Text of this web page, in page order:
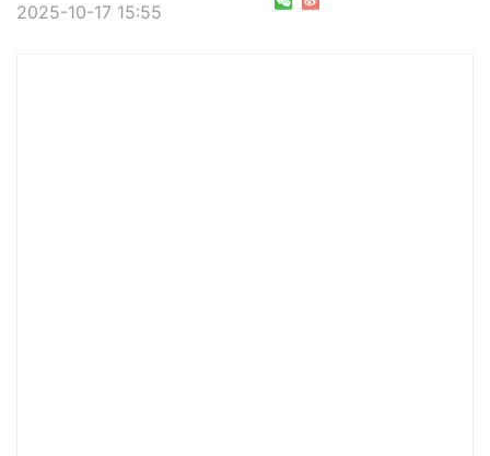
2025-10-17 15:55